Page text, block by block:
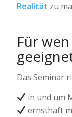
Realität zu
Für
Das Seminar
in und um
ernsthaft